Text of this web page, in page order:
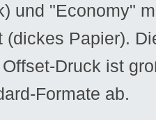
und "Economy"
(dickes Papier).
Druck ist
Formate ab.